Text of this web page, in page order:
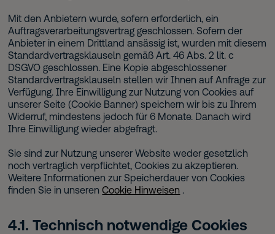
Mit den Anbietern wurde, sofern erforderlich, ein
Auftragsverarbeitungsvertrag geschlossen. Sofern der
Anbieter in einem Drittland ansässig ist, wurden mit diesem
Standardvertragsklauseln gemäß Art. 46 Abs. 2 lit. c
DSGVO geschlossen. Eine Kopie abgeschlossener
Standardvertragsklauseln stellen wir Ihnen auf Anfrage zur
Verfügung. Ihre Einwilligung zur Nutzung von Cookies auf
unserer Seite (Cookie Banner) speichern wir bis zu Ihrem
Widerruf, mindestens jedoch für 6 Monate. Danach wird
Ihre Einwilligung wieder abgefragt.
Sie sind zur Nutzung unserer Website weder gesetzlich
noch vertraglich verpflichtet, Cookies zu akzeptieren.
Weitere Informationen zur Speicherdauer von Cookies
finden Sie in unserenCookie Hinweisen .
4.1. Technisch notwendige Cookies